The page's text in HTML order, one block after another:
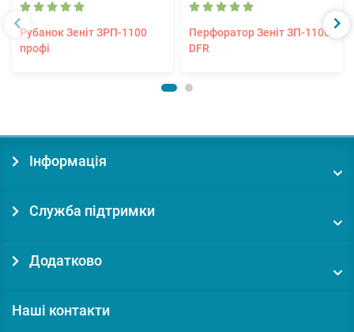
Рубанок Зеніт ЗРП-1100
профі
Перфоратор Зеніт ЗП-1100
DFR
Інформація
Служба підтримки
Додатково
Наші контакти